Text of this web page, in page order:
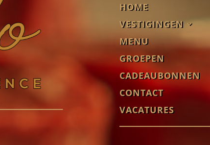
HOME
VESTIGINGEN
MENU
GROEPEN
CADEAUBONNEN
CONTACT
VACATURES